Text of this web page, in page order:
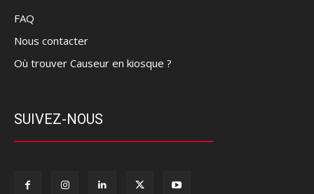
FAQ
Nous contacter
Où trouver Causeur en kiosque ?
SUIVEZ-NOUS